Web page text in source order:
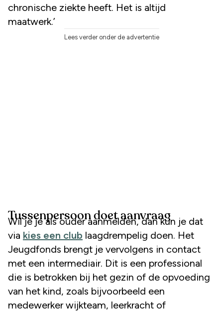
chronische ziekte heeft. Het is altijd
maatwerk.’
Lees verder onder de advertentie
Tussenpersoon doet aanvraag
Wil je je als ouder aanmelden, dan kun je dat
via kies een club laagdrempelig doen. Het
Jeugdfonds brengt je vervolgens in contact
met een intermediair. Dit is een professional
die is betrokken bij het gezin of de opvoeding
van het kind, zoals bijvoorbeeld een
medewerker wijkteam, leerkracht of